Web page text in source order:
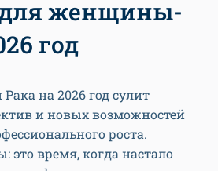
для женщины-
год
на 2026 год сулит
и новых возможностей
роста.
это время, когда настало